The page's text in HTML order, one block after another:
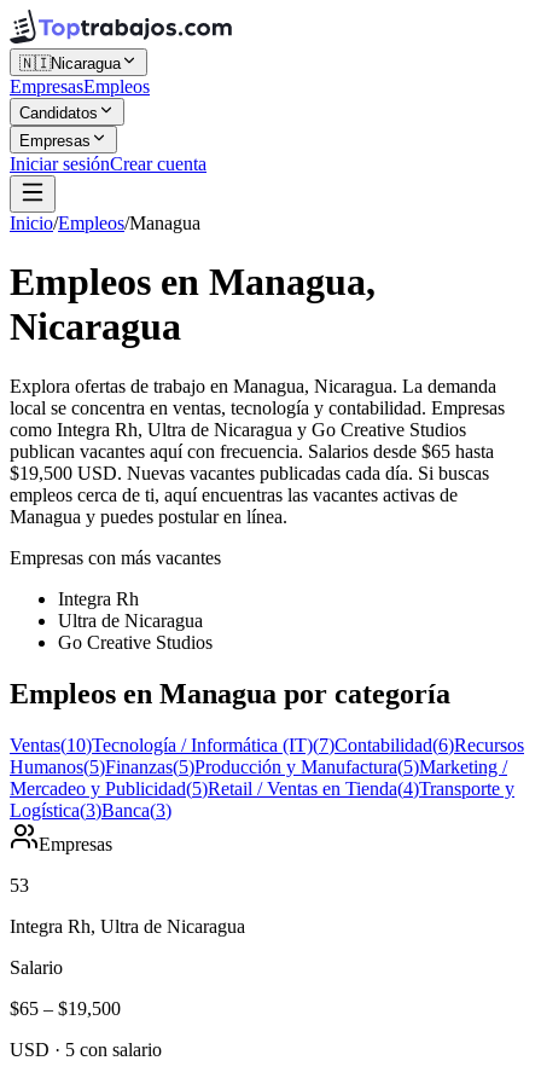
🇳🇮Nicaragua
EmpresasEmpleos
Candidatos
Empresas
Iniciar sesiónCrear cuenta
Inicio/Empleos/Managua
Empleos en Managua,
Nicaragua
Explora ofertas de trabajo en Managua, Nicaragua. La demanda
local se concentra en ventas, tecnología y contabilidad. Empresas
como Integra Rh, Ultra de Nicaragua y Go Creative Studios
publican vacantes aquí con frecuencia. Salarios desde $65 hasta
$19,500 USD. Nuevas vacantes publicadas cada día. Si buscas
empleos cerca de ti, aquí encuentras las vacantes activas de
Managua y puedes postular en línea.
Empresas con más vacantes
Integra Rh
Ultra de Nicaragua
Go Creative Studios
Empleos en Managua por categoría
Ventas(10)Tecnología / Informática (IT)(7)Contabilidad(6)Recursos
Humanos(5)Finanzas(5)Producción y Manufactura(5)Marketing /
Mercadeo y Publicidad(5)Retail / Ventas en Tienda(4)Transporte y
Logística(3)Banca(3)
Empresas
53
Integra Rh, Ultra de Nicaragua
Salario
$65 – $19,500
USD · 5 con salario